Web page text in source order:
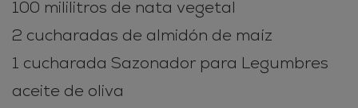
100 mililitros de nata vegetal
2 cucharadas de almidón de maíz
1 cucharada Sazonador para Legumbres
aceite de oliva